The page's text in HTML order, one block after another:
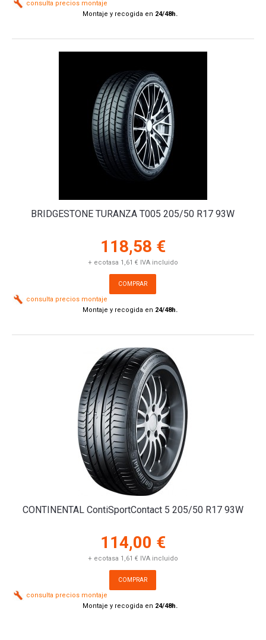
consulta precios montaje
Montaje y recogida en 24/48h.
BRIDGESTONE TURANZA T005 205/50 R17 93W
118,58 €
+ ecotasa 1,61 € IVA incluido
COMPRAR
consulta precios montaje
Montaje y recogida en 24/48h.
CONTINENTAL ContiSportContact 5 205/50 R17 93W
114,00 €
+ ecotasa 1,61 € IVA incluido
COMPRAR
consulta precios montaje
Montaje y recogida en 24/48h.